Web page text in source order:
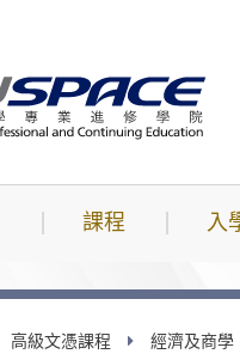
課程 入
高級文憑課程 經濟及商學